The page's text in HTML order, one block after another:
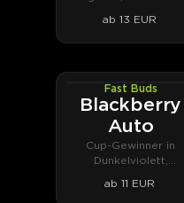
ab 13 EUR
AUTOFEMFast Buds
Blackberry
Auto
Cup-Gewinner in
Dunkelviolett,
ab 11 EUR